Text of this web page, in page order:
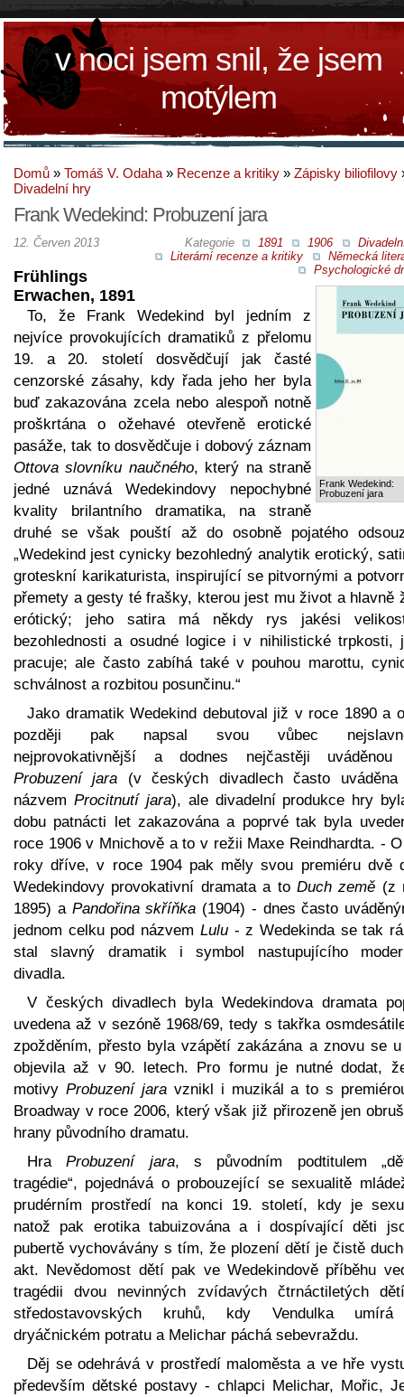
v noci jsem snil, že jsem
motýlem
Domů » Tomáš V. Odaha » Recenze a kritiky » Zápisky biliofilovy
Divadelní hry
Frank Wedekind: Probuzení jara
Kategorie 1891 1906
Literární recenze a kritiky
Německá
Psychologické
12. Červen 2013
Frank Wedekind:
Probuzení jara
Frühlings
Erwachen, 1891
To, že Frank Wedekind byl jedním z
nejvíce provokujících dramatiků z přelomu
19. a 20. století dosvědčují jak časté
cenzorské zásahy, kdy řada jeho her byla
buď zakazována zcela nebo alespoň notně
proškrtána o ožehavé otevřeně erotické
pasáže, tak to dosvědčuje i dobový záznam
Ottova slovníku naučného, který na straně
jedné uznává Wedekindovy nepochybné
kvality brilantního dramatika, na straně
druhé se však pouští až do osobně pojatého
„Wedekind jest cynicky bezohledný analytik erotický,
groteskní karikaturista, inspirující se pitvornými a
přemety a gesty té frašky, kterou jest mu život a hlavně
erótický; jeho satira má někdy rys jakési
bezohlednosti a osudné logice i v nihilistické trpkosti,
pracuje; ale často zabíhá také v pouhou marottu,
schválnost a rozbitou posunčinu.“
Jako dramatik Wedekind debutoval již v roce 1890 a
později pak napsal svou vůbec
nejprovokativnější a dodnes nejčastěji
Probuzení jara (v českých divadlech často uváděna
názvem Procitnutí jara), ale divadelní produkce hry
dobu patnácti let zakazována a poprvé tak byla
roce 1906 v Mnichově a to v režii Maxe Reindhardta. -
roky dříve, v roce 1904 pak měly svou premiéru dvě
Wedekindovy provokativní dramata a to Duch země (z
1895) a Pandořina skříňka (1904) - dnes často
jednom celku pod názvem Lulu- z Wedekinda se tak
stal slavný dramatik i symbol nastupujícího
divadla.
V českých divadlech byla Wedekindova dramata
uvedena až v sezóně 1968/69, tedy s takřka
zpožděním, přesto byla vzápětí zakázána a znovu se
objevila až v 90. letech. Pro formu je nutné dodat,
motivy Probuzení jaravznikl i muzikál a to s
Broadway v roce 2006, který však již přirozeně jen
hrany původního dramatu.
HraProbuzení jara, s původním podtitulem
tragédie“, pojednává o probouzející se sexualitě
prudérním prostředí na konci 19. století, kdy je
natož pak erotika tabuizována a i dospívající děti
pubertě vychovávány s tím, že plození dětí je čistě
akt. Nevědomost dětí pak ve Wedekindově příběhu
tragédii dvou nevinných zvídavých čtrnáctiletých
středostavovských kruhů, kdy Vendulka
dryáčnickém potratu a Melichar páchá sebevraždu.
Děj se odehrává v prostředí maloměsta a ve hře
především dětské postavy - chlapci Melichar, Mořic,